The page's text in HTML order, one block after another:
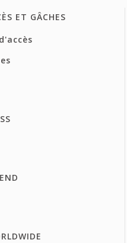
ET GÂCHES